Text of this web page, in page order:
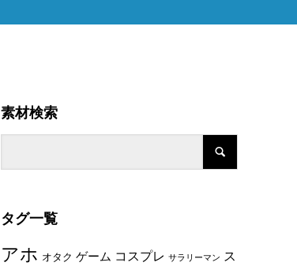
素材検索
タグ一覧
アホ オタク ゲーム コスプレ サラリーマン ス